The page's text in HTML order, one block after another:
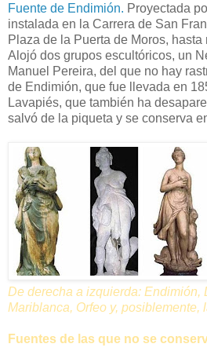
Fuente de Endimión. Proyectada
instalada en la Carrera de San
Plaza de la Puerta de Moros,
Alojó dos grupos escultóricos, un
Manuel Pereira, del que no hay
de Endimión, que fue llevada en
Lavapiés, que también ha
salvó de la piqueta y se conserva
De derecha a izquierda: Endimión,
Mariblanca, Orfeo y, posiblemente,
Fuentes de las que no se